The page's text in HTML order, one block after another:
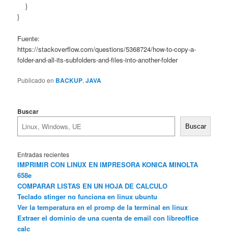
}
}
Fuente:
https://stackoverflow.com/questions/5368724/how-to-copy-a-
folder-and-all-its-subfolders-and-files-into-another-folder
Publicado en BACKUP,JAVA
Buscar
Buscar
Entradas recientes
IMPRIMIR CON LINUX EN IMPRESORA KONICA MINOLTA
658e
COMPARAR LISTAS EN UN HOJA DE CALCULO
Teclado stinger no funciona en linux ubuntu
Ver la temperatura en el promp de la terminal en linux
Extraer el dominio de una cuenta de email con libreoffice
calc